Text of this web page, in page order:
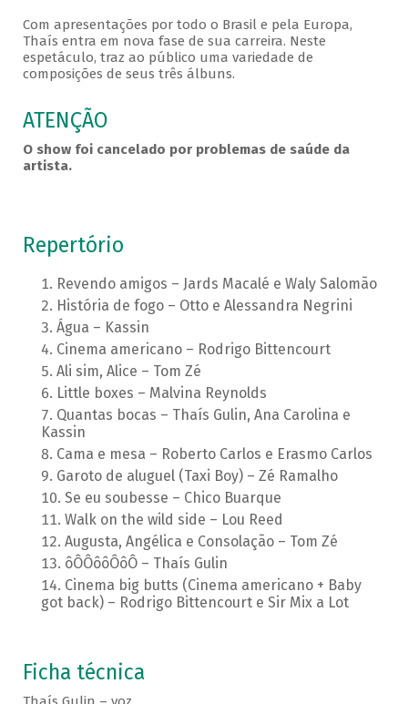
Com apresentações por todo o Brasil e pela Europa,
Thaís entra em nova fase de sua carreira. Neste
espetáculo, traz ao público uma variedade de
composições de seus três álbuns.
ATENÇÃO
O show foi cancelado por problemas de saúde da
artista.
Repertório
Revendo amigos – Jards Macalé e Waly Salomão
História de fogo – Otto e Alessandra Negrini
Água – Kassin
Cinema americano – Rodrigo Bittencourt
Ali sim, Alice – Tom Zé
Little boxes – Malvina Reynolds
Quantas bocas – Thaís Gulin, Ana Carolina e
Kassin
Cama e mesa – Roberto Carlos e Erasmo Carlos
Garoto de aluguel (Taxi Boy) – Zé Ramalho
Se eu soubesse – Chico Buarque
Walk on the wild side – Lou Reed
Augusta, Angélica e Consolação – Tom Zé
ôÔÔôôÔôÔ – Thaís Gulin
Cinema big butts (Cinema americano + Baby
got back) – Rodrigo Bittencourt e Sir Mix a Lot
Ficha técnica